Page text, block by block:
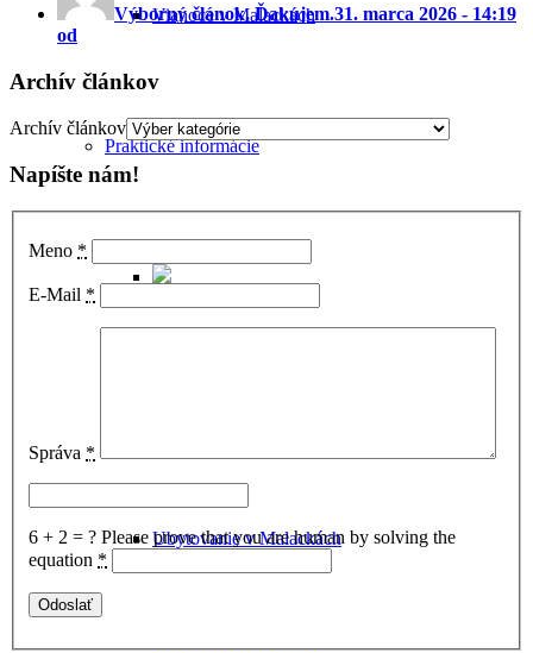
Vianoce v Malackách
Praktické informácie
Ubytovanie v Malackách
Výborný článok. Ďakujem.31. marca 2026 - 14:19
od
Archív článkov
Archív článkov
Napíšte nám!
Meno *
E-Mail *
Správa *
6 + 2 = ? Please prove that you are human by solving the
equation *